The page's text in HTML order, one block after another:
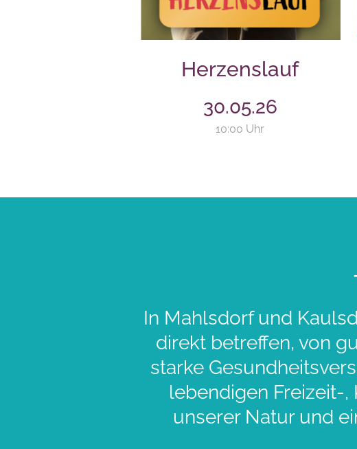
Herzenslauf
30.05.26
10:00 Uhr
In Mahlsdorf und
direkt betreffen, von
starke
lebendigen Freizeit-
unserer Natur und